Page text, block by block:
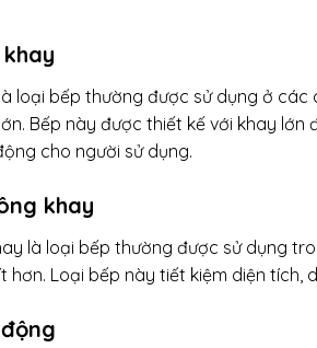
loại bếp thường được sử dụng ở
Bếp này được thiết kế với khay lớn
cho người sử dụng.
khay
là loại bếp thường được sử dụng
hơn. Loại bếp này tiết kiệm diện tích,